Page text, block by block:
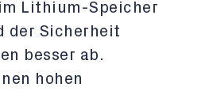
Lithium-Speicher
der Sicherheit
besser ab.
hohen